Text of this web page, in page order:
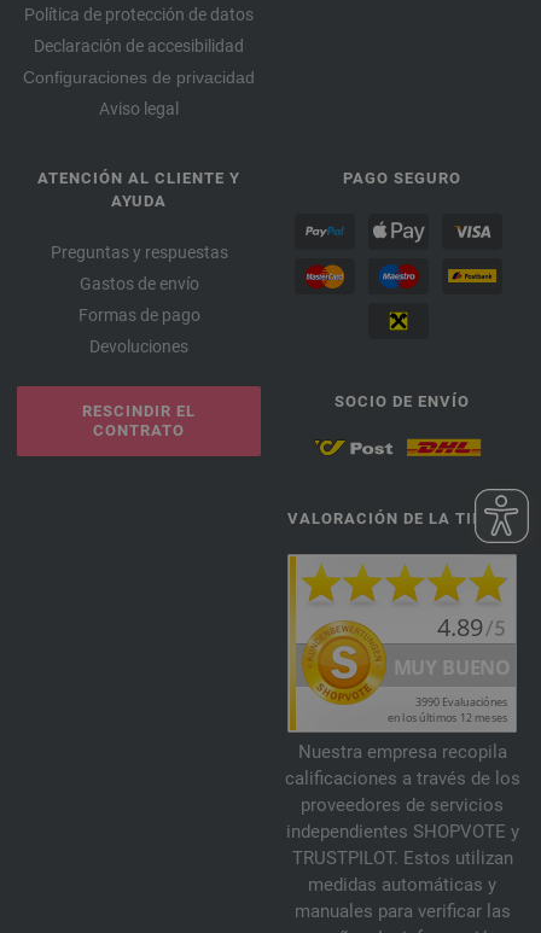
Política de protección de datos
Declaración de accesibilidad
Configuraciones de privacidad
Aviso legal
ATENCIÓN AL CLIENTE Y
AYUDA
Preguntas y respuestas
Gastos de envío
Formas de pago
Devoluciones
RESCINDIR EL
CONTRATO
PAGO SEGURO
SOCIO DE ENVÍO
VALORACIÓN DE LA TIENDA
Nuestra empresa recopila
calificaciones a través de los
proveedores de servicios
independientes SHOPVOTE y
TRUSTPILOT. Estos utilizan
medidas automáticas y
manuales para verificar las